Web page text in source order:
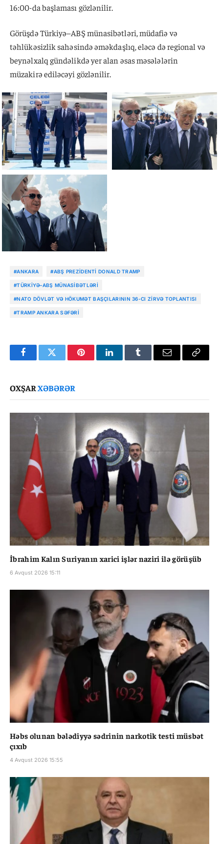
16:00-da başlaması gözlənilir.
Görüşdə Türkiyə–ABŞ münasibətləri, müdafiə və
təhlükəsizlik sahəsində əməkdaşlıq, eləcə də regional və
beynəlxalq gündəlikdə yer alan əsas məsələlərin
müzakirə ediləcəyi gözlənilir.
#ANKARA #ABŞ PREZIDENTI DONALD TRAMP
#TÜRKIYƏ–ABŞ MÜNASIBƏTLƏRI
#NATO DÖVLƏT VƏ HÖKUMƏT BAŞÇILARININ 36-CI ZIRVƏ TOPLANTISI
#TRAMP ANKARA SƏFƏRI
FacebookTwitter PinterestLinkedInTumblr Email
Copy
OXŞARXƏBƏRƏR
İbrahim Kalın Suriyanın xarici işlər naziri ilə görüşüb
6 Avqust 2026 15:11
Həbs olunan bələdiyyə sədrinin narkotik testi müsbət
çıxıb
4 Avqust 2026 15:55